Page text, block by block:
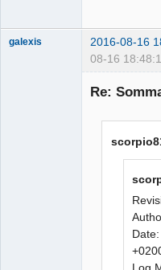
galexis 2016-08-16
08-16
Re: